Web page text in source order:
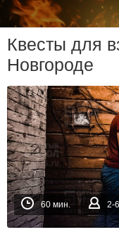
Квесты для
Новгороде
60 мин. 2-